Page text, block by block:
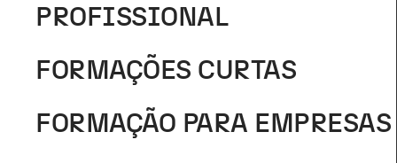
PROFISSIONAL
FORMAÇÕES CURTAS
FORMAÇÃO PARA EMPRESAS